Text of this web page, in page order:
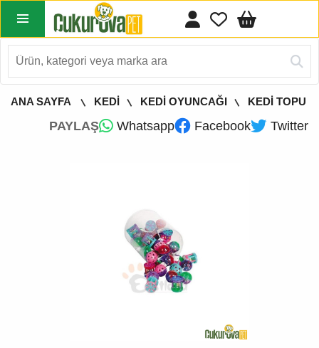
ANA SAYFA KEDİ KEDİ OYUNCAĞI KEDİ TOPU
PAYLAŞ Whatsapp Facebook Twitter